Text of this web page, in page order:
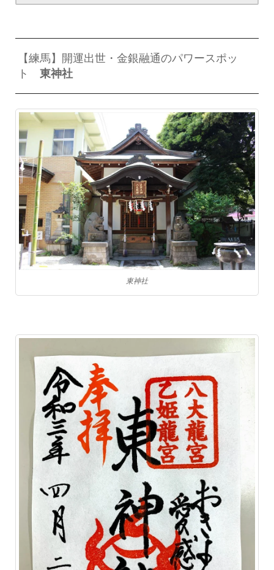
【練馬】開運出世・金銀融通のパワースポッ
ト 東神社
東神社